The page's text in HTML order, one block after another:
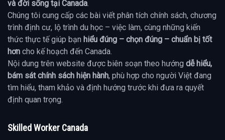
và đời sống tại Canada.
Chúng tôi cung cấp các bài viết phân tích chính sách, chương
trình định cư, lộ trình du học – việc làm, cùng những kiến
thức thực tế giúp bạn hiểu đúng – chọn đúng – chuẩn bị tốt
hơn cho kế hoạch đến Canada.
Nội dung trên website được biên soạn theo hướng dễ hiểu,
bám sát chính sách hiện hành, phù hợp cho người Việt đang
tìm hiểu, tham khảo và định hướng trước khi đưa ra quyết
định quan trọng.
Skilled Worker Canada